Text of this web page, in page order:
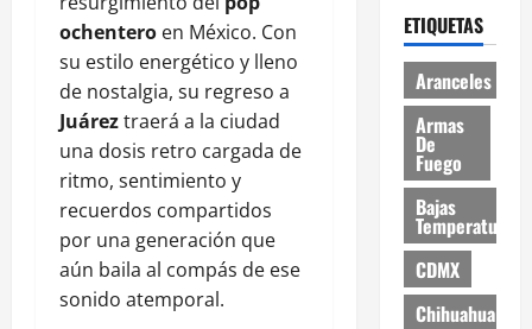
ochentero en México. Con
su estilo energético y lleno
de nostalgia, su regreso a
Juáreztraerá a la ciudad
una dosis retro cargada de
ritmo, sentimiento y
recuerdos compartidos
por una generación que
aún baila al compás de ese
sonido atemporal.
ETIQUETAS
Aranceles
Armas
De
Fuego
Bajas
Temperaturas
CDMX
Chihuahua